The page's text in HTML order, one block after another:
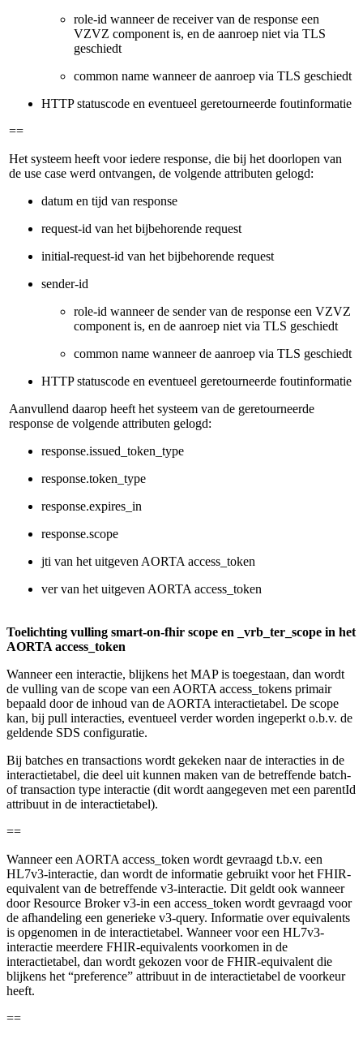
role-id wanneer de receiver van de response een
VZVZ component is, en de aanroep niet via TLS
geschiedt
common name wanneer de aanroep via TLS geschiedt
HTTP statuscode en eventueel geretourneerde foutinformatie
==
Het systeem heeft voor iedere response, die bij het doorlopen van
de use case werd ontvangen, de volgende attributen gelogd:
datum en tijd van response
request-id van het bijbehorende request
initial-request-id van het bijbehorende request
sender-id
role-id wanneer de sender van de response een VZVZ
component is, en de aanroep niet via TLS geschiedt
common name wanneer de aanroep via TLS geschiedt
HTTP statuscode en eventueel geretourneerde foutinformatie
Aanvullend daarop heeft het systeem van de geretourneerde
response de volgende attributen gelogd:
response.issued_token_type
response.token_type
response.expires_in
response.scope
jti van het uitgeven AORTA access_token
ver van het uitgeven AORTA access_token
Toelichting vulling smart-on-fhir scope en _vrb_ter_scope in het
AORTA access_token
Wanneer een interactie, blijkens het MAP is toegestaan, dan wordt
de vulling van de scope van een AORTA access_tokens primair
bepaald door de inhoud van de AORTA interactietabel. De scope
kan, bij pull interacties, eventueel verder worden ingeperkt o.b.v. de
geldende SDS configuratie.
Bij batches en transactions wordt gekeken naar de interacties in de
interactietabel, die deel uit kunnen maken van de betreffende batch-
of transaction type interactie (dit wordt aangegeven met een parentId
attribuut in de interactietabel).
==
Wanneer een AORTA access_token wordt gevraagd t.b.v. een
HL7v3-interactie, dan wordt de informatie gebruikt voor het FHIR-
equivalent van de betreffende v3-interactie. Dit geldt ook wanneer
door Resource Broker v3-in een access_token wordt gevraagd voor
de afhandeling een generieke v3-query. Informatie over equivalents
is opgenomen in de interactietabel. Wanneer voor een HL7v3-
interactie meerdere FHIR-equivalents voorkomen in de
interactietabel, dan wordt gekozen voor de FHIR-equivalent die
blijkens het “preference” attribuut in de interactietabel de voorkeur
heeft.
==